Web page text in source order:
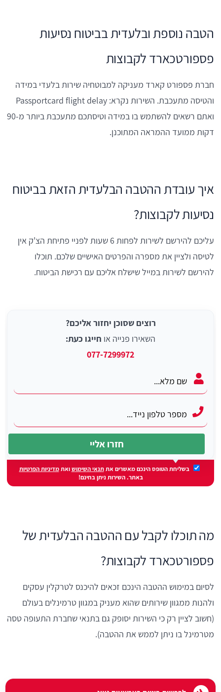
הטבה נוספת ובלעדית בביטוח נסיעות
פספורטכארד לקבוצות
חברת פספורט קארד מעניקה למבוטחיה שירות בלעדי במידה
והטיסה מתעכבת. השירות נקרא: Passportcard flight delay
ואתם רשאים להשתמש בו במידה וטיסתכם מתעכבת ביותר מ-90
דקות ממועד ההמראה המתוכנן.
איך עובדת ההטבה הבלעדית הזאת בביטוח
נסיעות לקבוצות?
עליכם להירשם לשירות לפחות 6 שעות לפניי פתיחת הצ'ק אין
לטיסה ולציין את מספרה והפרטים האישיים שלכם. תוכלו
להירשם לשירות במייל שישלח אליכם עם רכישת הביטוח.
רוצים שסוכן יחזור אליכם?
השאירו פנייה או חייגו כעת:
077-7299972
בשליחת הטופס הינכם מאשרים אתתנאי השימושואתמדיניות הפרטיות
באתר. השירות ניתן בחינם!
מה תוכלו לקבל עם ההטבה הבלעדית של
פספורטכארד לקבוצות?
לסיום במימוש ההטבה הינכם זכאים להיכנס לטרקלין עסקים
ולהנות ממגוון שירותים שהוא מעניק במגוון טרמינלים בעולם
(חשוב לציין רק כי השירות יסופק גם בתנאי שחברת התעופה טסה
מטרמינל בו ניתן לממש את ההטבה).